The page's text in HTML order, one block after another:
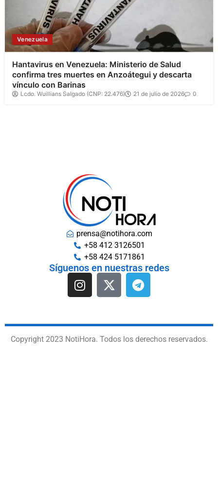
Venezuela
Hantavirus en Venezuela: Ministerio de Salud
confirma tres muertes en Anzoátegui y descarta
vínculo con Barinas
Lcdo. Wuillians Salgado (CNP: 22.476) 21 de julio de 2026 0
prensa@notihora.com
+58 412 3126501
+58 424 5171861
Síguenos en nuestras redes
Copyright 2023 NotiHora. Todos los derechos reservados.